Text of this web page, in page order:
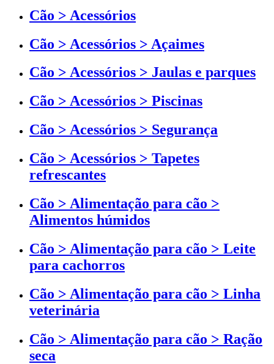
Cão > Acessórios
Cão > Acessórios > Açaimes
Cão > Acessórios > Jaulas e parques
Cão > Acessórios > Piscinas
Cão > Acessórios > Segurança
Cão > Acessórios > Tapetes
refrescantes
Cão > Alimentação para cão >
Alimentos húmidos
Cão > Alimentação para cão > Leite
para cachorros
Cão > Alimentação para cão > Linha
veterinária
Cão > Alimentação para cão > Ração
seca